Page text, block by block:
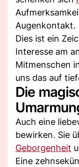
Augenkontakt.
Dies ist ein
Interesse am
Mitmenschen
uns das auf
Die
Auch eine
bewirken. Sie
Geborgenheit
Eine